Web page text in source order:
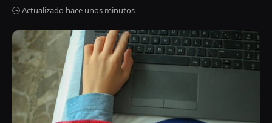
🕒 Actualizado hace unos minutos